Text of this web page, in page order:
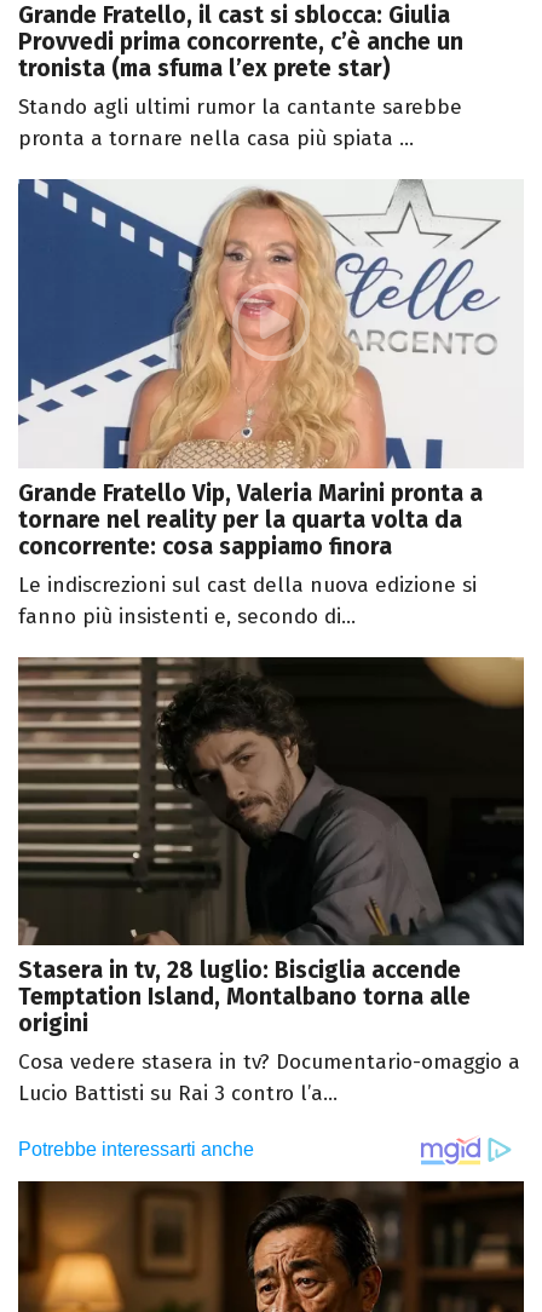
Grande Fratello, il cast si sblocca: Giulia
Provvedi prima concorrente, c’è anche un
tronista (ma sfuma l’ex prete star)
Stando agli ultimi rumor la cantante sarebbe
pronta a tornare nella casa più spiata ...
Grande Fratello Vip, Valeria Marini pronta a
tornare nel reality per la quarta volta da
concorrente: cosa sappiamo finora
Le indiscrezioni sul cast della nuova edizione si
fanno più insistenti e, secondo di...
Stasera in tv, 28 luglio: Bisciglia accende
Temptation Island, Montalbano torna alle
origini
Cosa vedere stasera in tv? Documentario-omaggio a
Lucio Battisti su Rai 3 contro l’a...